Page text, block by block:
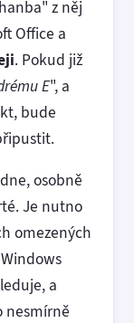
z něj
Office a
. Pokud již
E", a
bude
osobně
Je nutno
omezených
a
nesmírně